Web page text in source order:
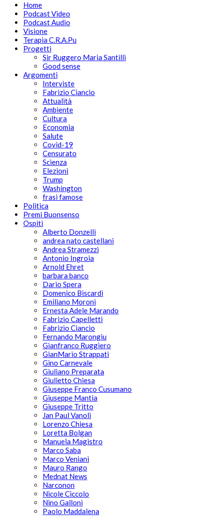
Home
Podcast Video
Podcast Audio
Visione
Terapia C.R.A.Pu
Progetti
Sir Ruggero Maria Santilli
Good sense
Argomenti
Interviste
Fabrizio Ciancio
Attualità
Ambiente
Cultura
Economia
Salute
Covid-19
Censurato
Scienza
Elezioni
Trump
Washington
frasi famose
Politica
Premi Buonsenso
Ospiti
Alberto Donzelli
andrea nato castellani
Andrea Stramezzi
Antonio Ingroia
Arnold Ehret
barbara banco
Dario Spera
Domenico Biscardi
Emiliano Moroni
Ernesta Adele Marando
Fabrizio Capelletti
Fabrizio Ciancio
Fernando Marongiu
Gianfranco Ruggiero
GianMario Strappati
Gino Carnevale
Giuliano Preparata
Giulietto Chiesa
Giuseppe Franco Cusumano
Giuseppe Mantia
Giuseppe Tritto
Jan Paul Vanoli
Lorenzo Chiesa
Loretta Bolgan
Manuela Magistro
Marco Saba
Marco Veniani
Mauro Rango
Mednat News
Narconon
Nicole Ciccolo
Nino Galloni
Paolo Maddalena